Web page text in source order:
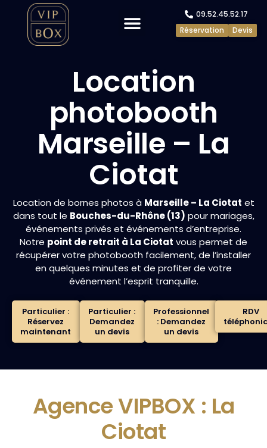
09.52.45.52.17
Devis
Réservation
Location
photobooth
Marseille – La
Ciotat
Location de bornes photos à Marseille – La Ciotat et
dans tout le Bouches-du-Rhône (13) pour mariages,
événements privés et événements d’entreprise.
Notre point de retrait à La Ciotat vous permet de
récupérer votre photobooth facilement, de l’installer
en quelques minutes et de profiter de votre
événement l’esprit tranquille.
Particulier :
Réservez
maintenant
Particulier :
Demandez
un devis
Professionnel
: Demandez
un devis
RDV
Agence VIPBOX : La
Ciotat